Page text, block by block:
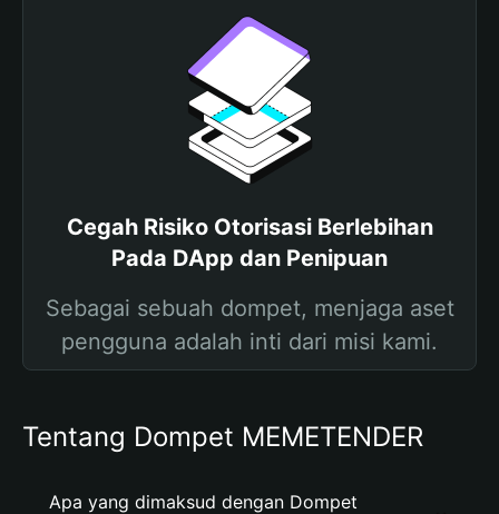
Cegah Risiko Otorisasi Berlebihan
Pada DApp dan Penipuan
Sebagai sebuah dompet, menjaga aset
pengguna adalah inti dari misi kami.
Tentang Dompet MEMETENDER
Apa yang dimaksud dengan Dompet